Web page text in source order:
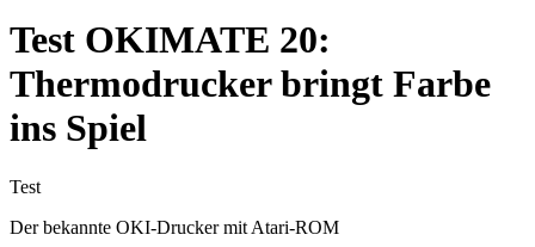
Test OKIMATE 20:
Thermodrucker bringt Farbe
ins Spiel
Test
Der bekannte OKI-Drucker mit Atari-ROM